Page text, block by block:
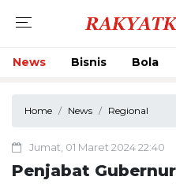
News Bisnis Bola
Home News Regional
Jumat, 01 Maret 2024 22:40
Penjabat